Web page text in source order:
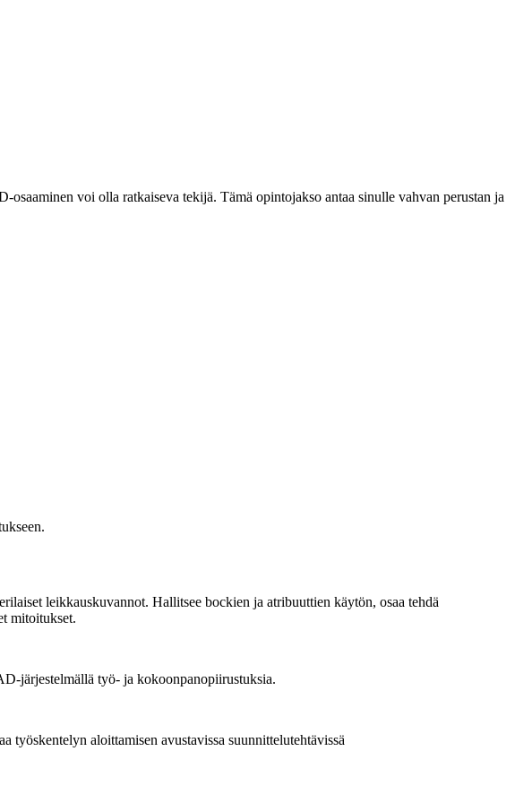
voi olla ratkaiseva tekijä. Tämä opintojakso antaa sinulle vahvan perustan ja
leikkauskuvannot. Hallitsee bockien ja atribuuttien käytön, osaa tehdä
mitoitukset.
järjestelmällä työ- ja kokoonpanopiirustuksia.
työskentelyn aloittamisen avustavissa suunnittelutehtävissä